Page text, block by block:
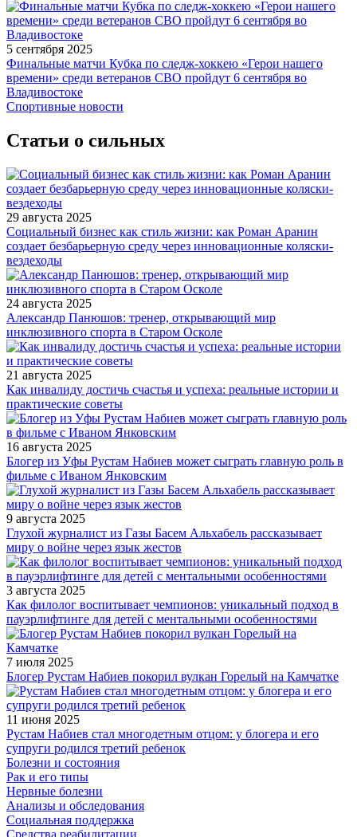
5 сентября 2025
Финальные матчи Кубка по следж-хоккею «Герои нашего
времени» среди ветеранов СВО пройдут 6 сентября во
Владивостоке
Спортивные новости
Статьи о сильных
29 августа 2025
Социальный бизнес как стиль жизни: как Роман Аранин
создает безбарьерную среду через инновационные коляски-
вездеходы
24 августа 2025
Александр Панюшов: тренер, открывающий мир
инклюзивного спорта в Старом Осколе
21 августа 2025
Как инвалиду достичь счастья и успеха: реальные истории и
практические советы
16 августа 2025
Блогер из Уфы Рустам Набиев может сыграть главную роль в
фильме с Иваном Янковским
9 августа 2025
Глухой журналист из Газы Басем Альхабель рассказывает
миру о войне через язык жестов
3 августа 2025
Как филолог воспитывает чемпионов: уникальный подход в
пауэрлифтинге для детей с ментальными особенностями
7 июля 2025
Блогер Рустам Набиев покорил вулкан Горелый на Камчатке
11 июня 2025
Рустам Набиев стал многодетным отцом: у блогера и его
супруги родился третий ребенок
Болезни и состояния
Рак и его типы
Нервные болезни
Анализы и обследования
Социальная поддержка